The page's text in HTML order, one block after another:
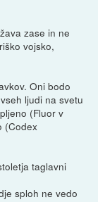
zase in ne
vojsko,
Oni bodo
ljudi na svetu
(Fluor v
(Codex
taglavni
sploh ne vedo